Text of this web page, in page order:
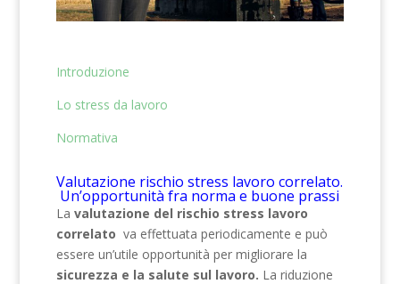
Introduzione
Lo stress da lavoro
Normativa
Valutazione rischio stress lavoro correlato.
Un’opportunità fra norma e buone prassi
La valutazione del rischio stress lavoro
correlato va effettuata periodicamente e può
essere un’utile opportunità per migliorare la
sicurezza e la salute sul lavoro. La riduzione